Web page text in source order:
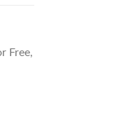
Free,